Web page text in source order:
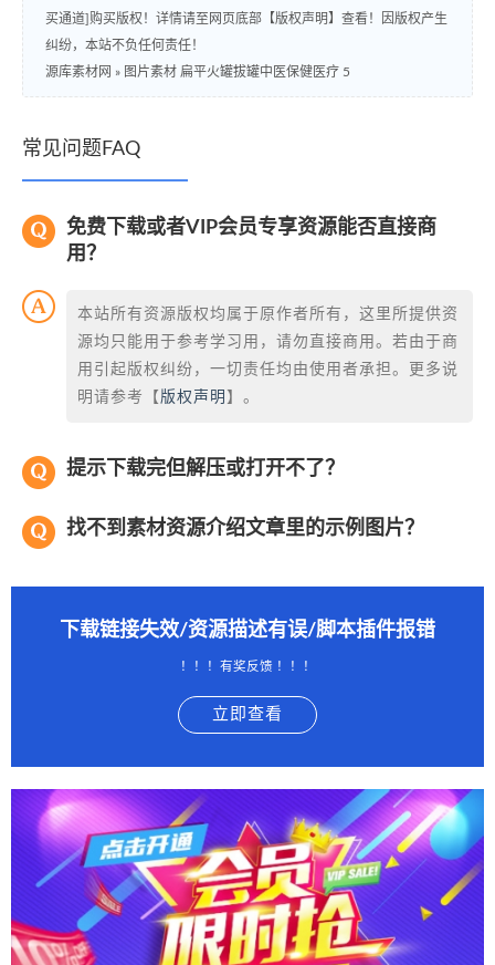
买通道]购买版权！详情请至网页底部【版权声明】查看！因版权产生
纠纷，本站不负任何责任！
源库素材网 » 图片素材 扁平火罐拔罐中医保健医疗 5
常见问题FAQ
免费下载或者VIP会员专享资源能否直接商
用？
本站所有资源版权均属于原作者所有，这里所提供资
源均只能用于参考学习用，请勿直接商用。若由于商
用引起版权纠纷，一切责任均由使用者承担。更多说
明请参考【 版权声明 】。
提示下载完但解压或打开不了？
找不到素材资源介绍文章里的示例图片？
下载链接失效/资源描述有误/脚本插件报错
！！！有奖反馈 ！！！
立即查看